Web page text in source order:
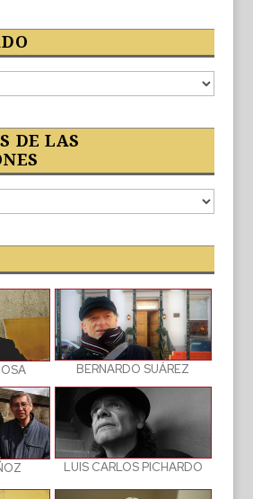
DE LAS
BERNARDO SUÁREZ
LUIS CARLOS PICHARDO